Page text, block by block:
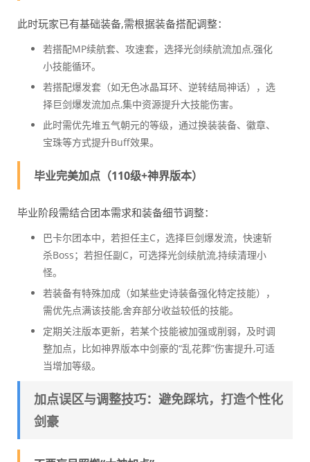
此时玩家已有基础装备,需根据装备搭配调整：
若搭配MP续航套、攻速套，选择光剑续航流加点,强化
小技能循环。
若搭配爆发套（如无色冰晶耳环、逆转结局神话），选
择巨剑爆发流加点,集中资源提升大技能伤害。
此时需优先堆五气朝元的等级，通过换装装备、徽章、
宝珠等方式提升Buff效果。
毕业完美加点（110级+神界版本）
毕业阶段需结合团本需求和装备细节调整：
巴卡尔团本中，若担任主C，选择巨剑爆发流，快速斩
杀Boss；若担任副C，可选择光剑续航流,持续清理小
怪。
若装备有特殊加成（如某些史诗装备强化特定技能），
需优先点满该技能,舍弃部分收益较低的技能。
定期关注版本更新，若某个技能被加强或削弱，及时调
整加点，比如神界版本中剑豪的“乱花葬”伤害提升,可适
当增加等级。
加点误区与调整技巧：避免踩坑，打造个性化
剑豪